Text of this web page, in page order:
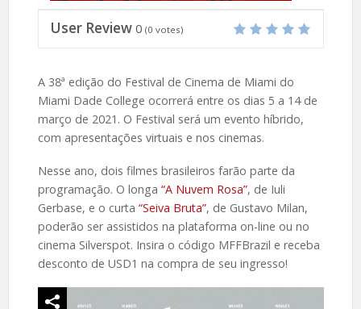
User Review 0 (0 votes)
A 38ª edição do Festival de Cinema de Miami do
Miami Dade College ocorrerá entre os dias 5 a 14 de
março de 2021. O Festival será um evento híbrido,
com apresentações virtuais e nos cinemas.
Nesse ano, dois filmes brasileiros farão parte da
programação. O longa “A Nuvem Rosa”, de Iuli
Gerbase, e o curta “Seiva Bruta”, de Gustavo Milan,
poderão ser assistidos na plataforma on-line ou no
cinema Silverspot. Insira o código MFFBrazil e receba
desconto de USD1 na compra de seu ingresso!